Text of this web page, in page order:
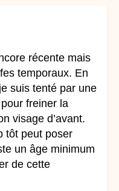
récente mais
temporaux. En
suis tenté par une
freiner la
visage d’avant.
tôt peut poser
un âge minimum
de cette